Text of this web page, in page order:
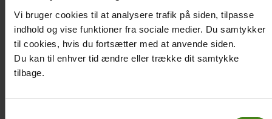
Vi bruger cookies til at analysere trafik på siden, tilpasse
indhold og vise funktioner fra sociale medier. Du samtykker
til cookies, hvis du fortsætter med at anvende siden.
Du kan til enhver tid ændre eller trække dit samtykke
tilbage.
jorden der. Taget på hans hus er lavet af blik. Nogle af de
andre huse har makuti på taget. Det er tørrede palmeblade,
som man syr sammen på en pind. Hans familie er
mijikenda. Det er en tradition for mijikenda-folket at bygge
huse på den måde. Brian deler værelse med fire af sine